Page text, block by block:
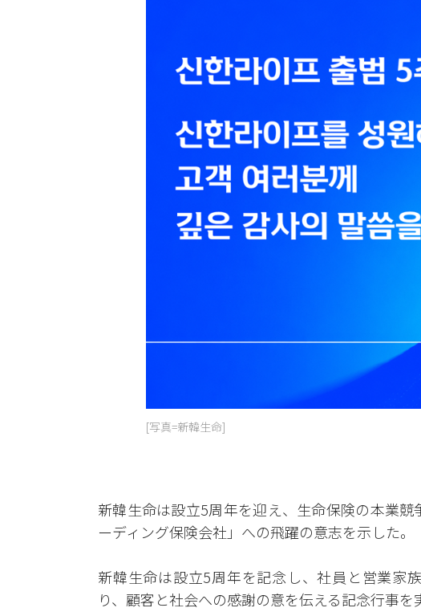
[写真=新韓生命]
新韓生命は設立5周年を迎え、生命保険の本業
ーディング保険会社」への飛躍の意志を示した。
新韓生命は設立5周年を記念し、社員と営業家
り、顧客と社会への感謝の意を伝える記念行事を